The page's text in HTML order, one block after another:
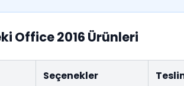
Office 2016 Ürünleri
Seçenekler